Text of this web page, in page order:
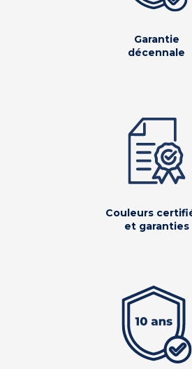
Garantie
décennale
Couleurs
et garanties